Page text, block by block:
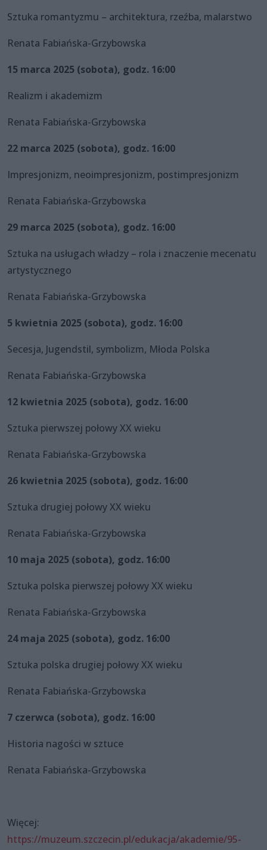
Sztuka romantyzmu – architektura, rzeźba, malarstwo
Renata Fabiańska-Grzybowska
15 marca 2025 (sobota), godz. 16:00
Realizm i akademizm
Renata Fabiańska-Grzybowska
22 marca 2025 (sobota), godz. 16:00
Impresjonizm, neoimpresjonizm, postimpresjonizm
Renata Fabiańska-Grzybowska
29 marca 2025 (sobota), godz. 16:00
Sztuka na usługach władzy – rola i znaczenie mecenatu
artystycznego
Renata Fabiańska-Grzybowska
5 kwietnia 2025 (sobota), godz. 16:00
Secesja, Jugendstil, symbolizm, Młoda Polska
Renata Fabiańska-Grzybowska
12 kwietnia 2025 (sobota), godz. 16:00
Sztuka pierwszej połowy XX wieku
Renata Fabiańska-Grzybowska
26 kwietnia 2025 (sobota), godz. 16:00
Sztuka drugiej połowy XX wieku
Renata Fabiańska-Grzybowska
10 maja 2025 (sobota), godz. 16:00
Sztuka polska pierwszej połowy XX wieku
Renata Fabiańska-Grzybowska
24 maja 2025 (sobota), godz. 16:00
Sztuka polska drugiej połowy XX wieku
Renata Fabiańska-Grzybowska
7 czerwca (sobota), godz. 16:00
Historia nagości w sztuce
Renata Fabiańska-Grzybowska
Więcej:
https://muzeum.szczecin.pl/edukacja/akademie/95-